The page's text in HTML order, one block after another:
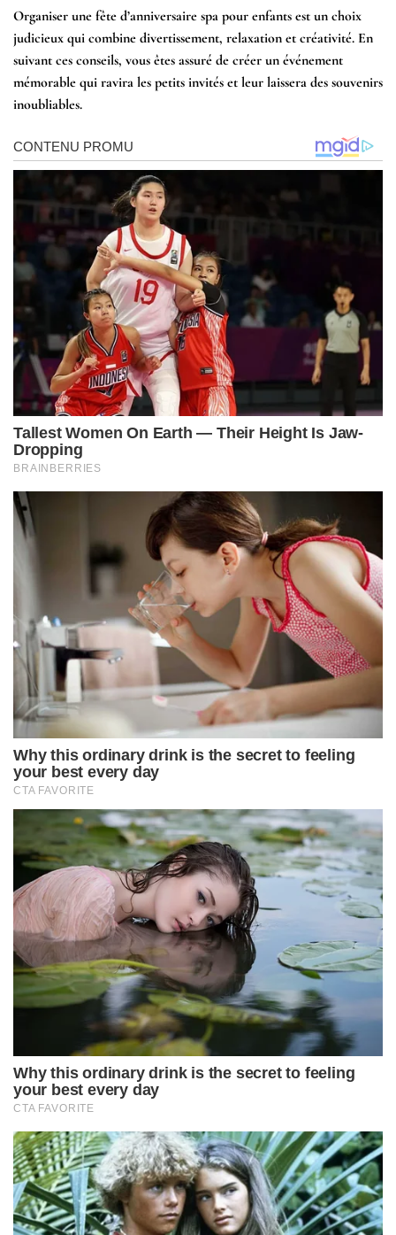
Organiser une fête d’anniversaire spa pour enfants est un choix
judicieux qui combine divertissement, relaxation et créativité. En
suivant ces conseils, vous êtes assuré de créer un événement
mémorable qui ravira les petits invités et leur laissera des souvenirs
inoubliables.